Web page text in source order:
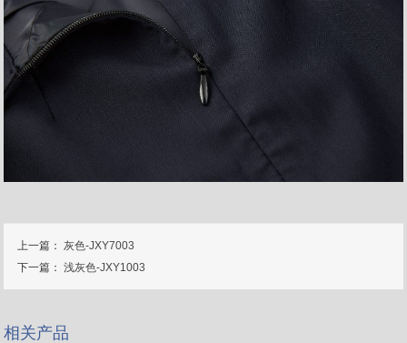
上一篇：灰色-JXY7003
下一篇：浅灰色-JXY1003
相关产品